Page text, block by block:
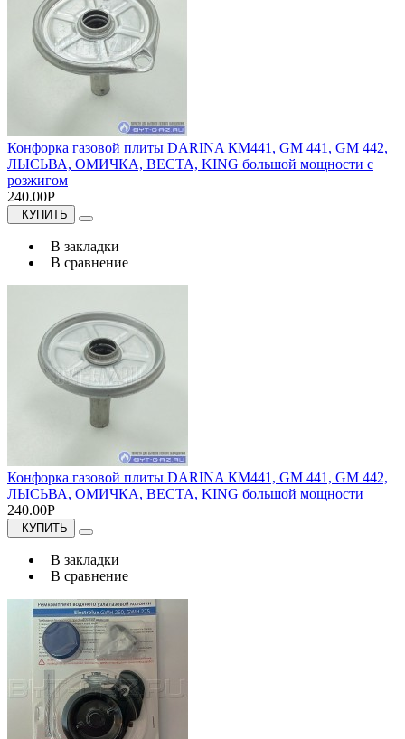
Конфорка газовой плиты DARINA КМ441, GM 441, GM 442,
ЛЫСЬВА, ОМИЧКА, ВЕСТА, KING большой мощности с
розжигом
240.00Р
КУПИТЬ
В закладки
В сравнение
Конфорка газовой плиты DARINA КМ441, GM 441, GM 442,
ЛЫСЬВА, ОМИЧКА, ВЕСТА, KING большой мощности
240.00Р
КУПИТЬ
В закладки
В сравнение